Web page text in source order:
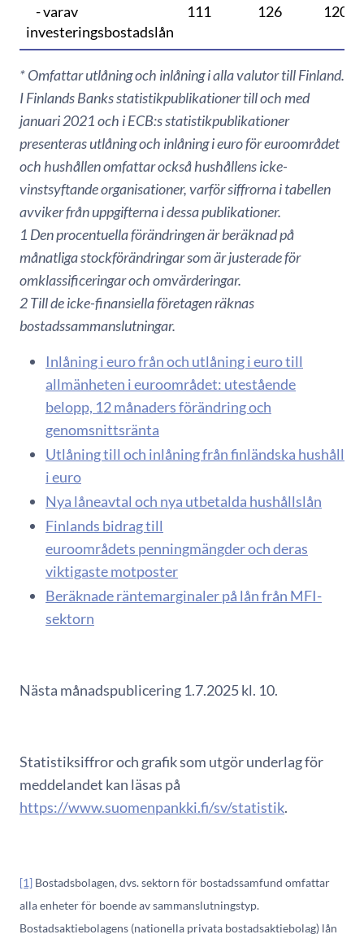
- varav
investeringsbostadslån
111 126 120
* Omfattar utlåning och inlåning i alla valutor till Finland.
I Finlands Banks statistikpublikationer till och med
januari 2021 och i ECB:s statistikpublikationer
presenteras utlåning och inlåning i euro för euroområdet
och hushållen omfattar också hushållens icke-
vinstsyftande organisationer, varför siffrorna i tabellen
avviker från uppgifterna i dessa publikationer.
1 Den procentuella förändringen är beräknad på
månatliga stockförändringar som är justerade för
omklassificeringar och omvärderingar.
2 Till de icke-finansiella företagen räknas
bostadssammanslutningar.
Inlåning i euro från och utlåning i euro till
allmänheten i euroområdet: utestående
belopp, 12 månaders förändring och
genomsnittsränta
Utlåning till och inlåning från finländska hushåll
i euro
Nya låneavtal och nya utbetalda hushållslån
Finlands bidrag till
euroområdets penningmängder och deras
viktigaste motposter
Beräknade räntemarginaler på lån från MFI-
sektorn
Nästa månadspublicering 1.7.2025 kl. 10.
Statistiksiffror och grafik som utgör underlag för
meddelandet kan läsas på
https://www.suomenpankki.fi/sv/statistik.
[1] Bostadsbolagen, dvs. sektorn för bostadssamfund omfattar
alla enheter för boende av sammanslutningstyp.
Bostadsaktiebolagens (nationella privata bostadsaktiebolag) lån